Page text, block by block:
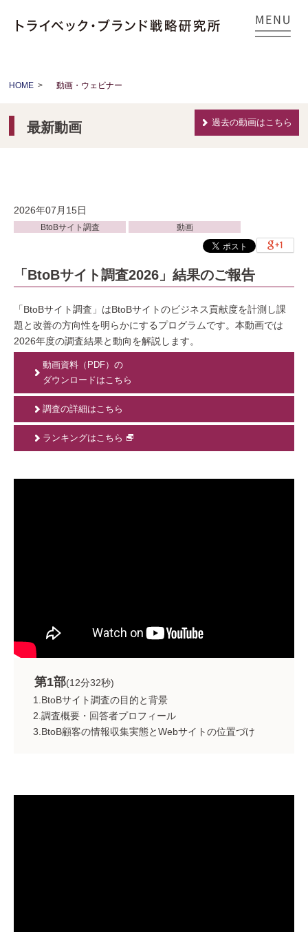
HOME > 動画・ウェビナー
最新動画 過去の動画はこちら
2026年07月15日
BtoBサイト調査 動画
「BtoBサイト調査2026」結果のご報告
「BtoBサイト調査」はBtoBサイトのビジネス貢献度を計測し課
題と改善の方向性を明らかにするプログラムです。本動画では
2026年度の調査結果と動向を解説します。
動画資料（PDF）の
ダウンロードはこちら
調査の詳細はこちら
ランキングはこちら
第1部(12分32秒)
1.BtoBサイト調査の目的と背景
2.調査概要・回答者プロフィール
3.BtoB顧客の情報収集実態とWebサイトの位置づけ